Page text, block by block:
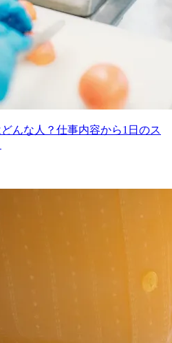
んな人？仕事内容から1日のス